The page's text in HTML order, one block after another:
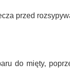
przed
do mięty,